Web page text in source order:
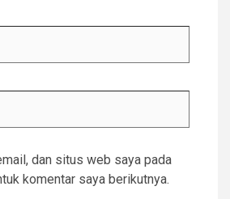
dan situs web saya pada
komentar saya berikutnya.